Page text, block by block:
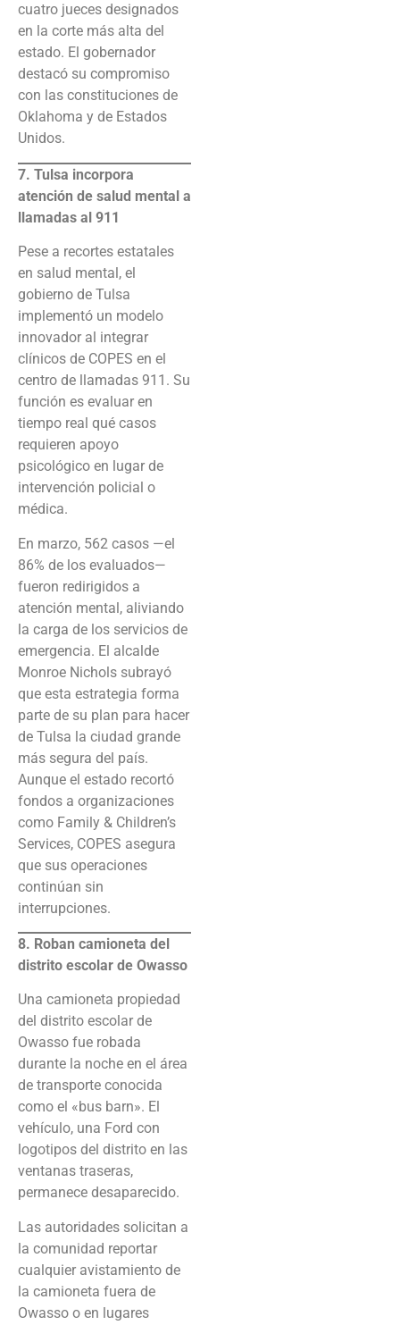
cuatro jueces designados
en la corte más alta del
estado. El gobernador
destacó su compromiso
con las constituciones de
Oklahoma y de Estados
Unidos.
7. Tulsa incorpora
atención de salud mental a
llamadas al 911
Pese a recortes estatales
en salud mental, el
gobierno de Tulsa
implementó un modelo
innovador al integrar
clínicos de COPES en el
centro de llamadas 911. Su
función es evaluar en
tiempo real qué casos
requieren apoyo
psicológico en lugar de
intervención policial o
médica.
En marzo, 562 casos —el
86% de los evaluados—
fueron redirigidos a
atención mental, aliviando
la carga de los servicios de
emergencia. El alcalde
Monroe Nichols subrayó
que esta estrategia forma
parte de su plan para hacer
de Tulsa la ciudad grande
más segura del país.
Aunque el estado recortó
fondos a organizaciones
como Family & Children’s
Services, COPES asegura
que sus operaciones
continúan sin
interrupciones.
8. Roban camioneta del
distrito escolar de Owasso
Una camioneta propiedad
del distrito escolar de
Owasso fue robada
durante la noche en el área
de transporte conocida
como el «bus barn». El
vehículo, una Ford con
logotipos del distrito en las
ventanas traseras,
permanece desaparecido.
Las autoridades solicitan a
la comunidad reportar
cualquier avistamiento de
la camioneta fuera de
Owasso o en lugares